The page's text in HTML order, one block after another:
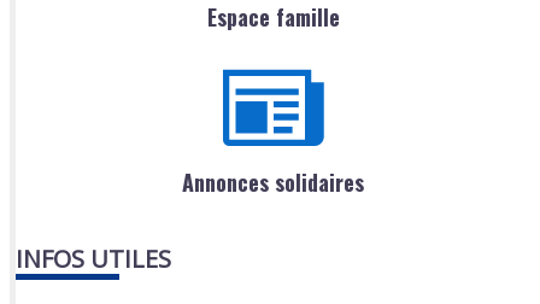
Espace famille
Annonces solidaires
INFOS UTILES